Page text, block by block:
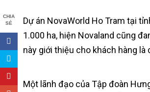
CHIA
SẺ
Dự án NovaWorld Ho Tram tại
1.000 ha, hiện Novaland cũng
này giới thiệu cho khách hàng là
Một lãnh đạo của Tập đoàn